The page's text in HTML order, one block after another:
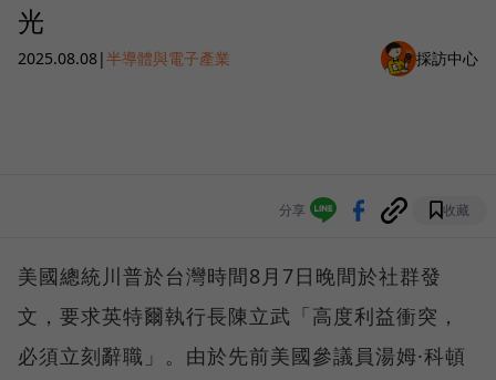
光
2025.08.08|半導體與電子產業 採訪中心
分享 收藏
美國總統川普於台灣時間8月7日晚間於社群發
文，要求英特爾執行長陳立武「高度利益衝突，
必須立刻辭職」。由於先前美國參議員湯姆·科頓